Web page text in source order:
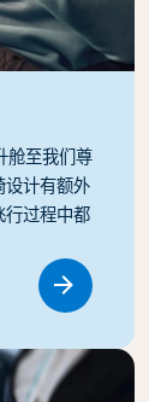
舱至我们尊
设计有额外
行过程中都